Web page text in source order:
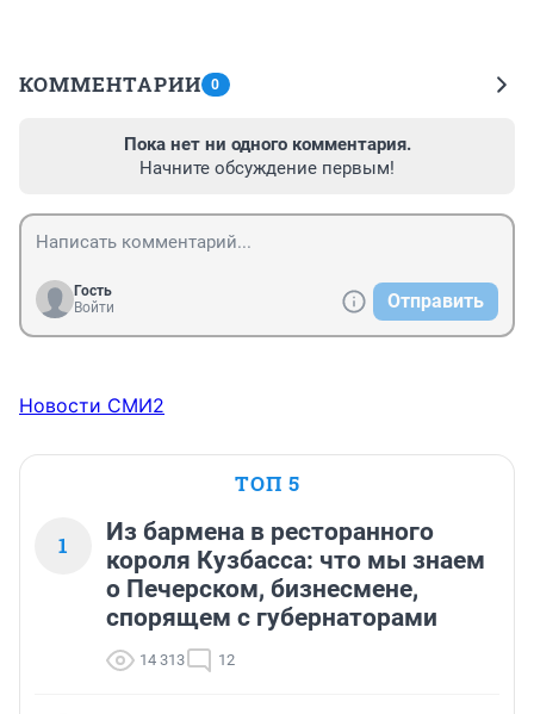
КОММЕНТАРИИ 0
Пока нет ни одного комментария.
Начните обсуждение первым!
Гость
Войти
Отправить
Новости СМИ2
ТОП 5
1
Из бармена в ресторанного
короля Кузбасса: что мы знаем
о Печерском, бизнесмене,
спорящем с губернаторами
14 313 12